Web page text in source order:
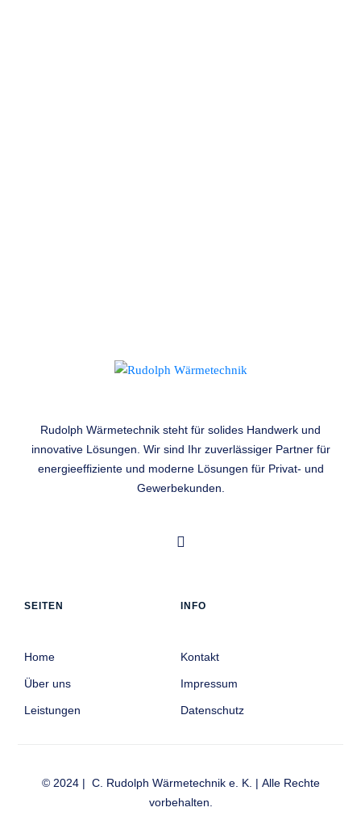
Rudolph Wärmetechnik steht für solides Handwerk und
innovative Lösungen. Wir sind Ihr zuverlässiger Partner für
energieeffiziente und moderne Lösungen für Privat- und
Gewerbekunden.
SEITEN
Home
Über uns
Leistungen
INFO
Kontakt
Impressum
Datenschutz
© 2024 | C. Rudolph Wärmetechnik e. K. | Alle Rechte
vorbehalten.